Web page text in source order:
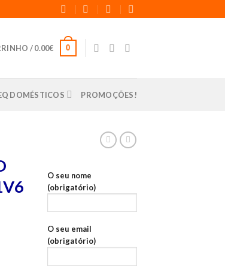
/0.00€ 0
DOMÉSTICOS PROMOÇÕES!
BROCH - DWZ1BK1V6 -
O seu nome
(obrigatório)
O seu email
(obrigatório)